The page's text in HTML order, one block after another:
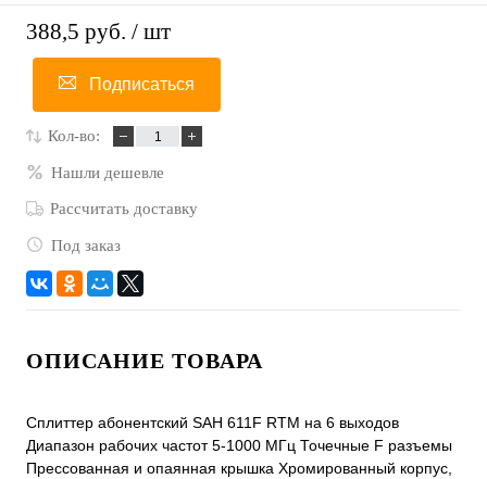
388,5 руб. / шт
Подписаться
Кол-во:
Нашли дешевле
Рассчитать доставку
Под заказ
ОПИСАНИЕ ТОВАРА
Сплиттер абонентский SAH 611F RTM на 6 выходов
Диапазон рабочих частот 5-1000 МГц Точечные F разъемы
Прессованная и опаянная крышка Хромированный корпус,